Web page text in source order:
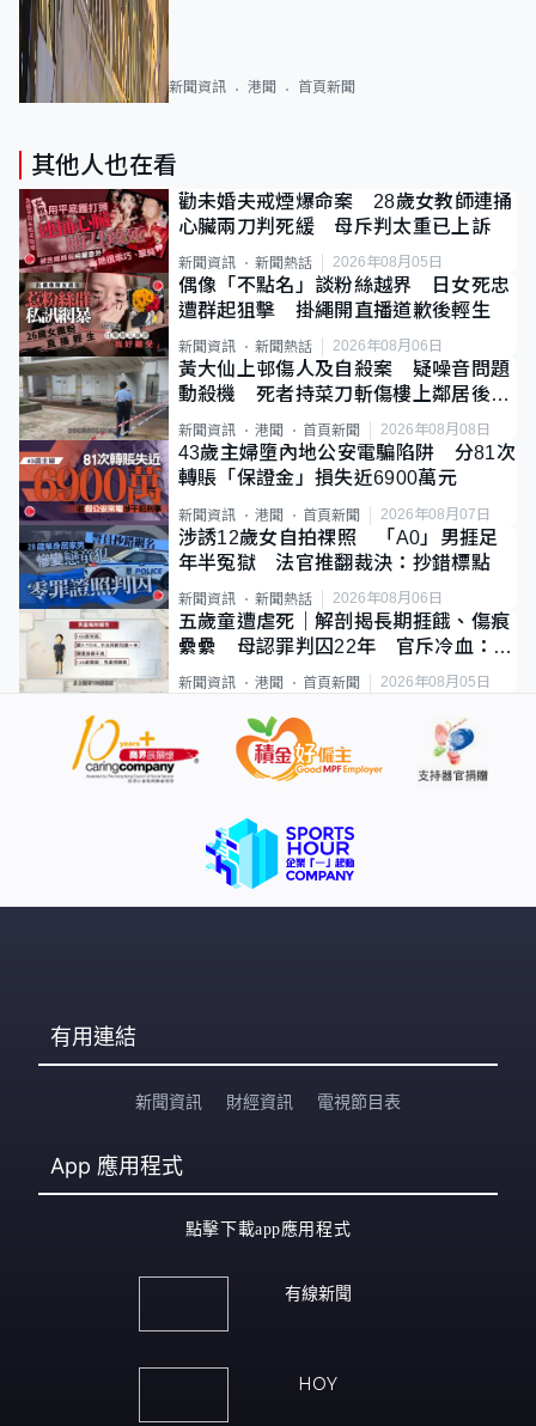
新聞資訊 港聞 首頁新聞
其他人也在看
勸未婚夫戒煙爆命案 28歲女教師連捅
心臟兩刀判死緩 母斥判太重已上訴
新聞資訊 新聞熱話 2026年08月05日
偶像「不點名」談粉絲越界 日女死忠
遭群起狙擊 掛繩開直播道歉後輕生
新聞資訊 新聞熱話 2026年08月06日
黃大仙上邨傷人及自殺案 疑噪音問題
動殺機 死者持菜刀斬傷樓上鄰居後墮
斃
新聞資訊 港聞 首頁新聞 2026年08月08日
43歲主婦墮內地公安電騙陷阱 分81次
轉賬「保證金」損失近6900萬元
新聞資訊 港聞 首頁新聞 2026年08月07日
涉誘12歲女自拍祼照 「A0」男捱足
年半冤獄 法官推翻裁決：抄錯標點
新聞資訊 新聞熱話 2026年08月06日
五歲童遭虐死｜解剖揭長期捱餓、傷痕
纍纍 母認罪判囚22年 官斥冷血：同
類案最惡劣
新聞資訊 港聞 首頁新聞 2026年08月05日
有用連結
新聞資訊 財經資訊 電視節目表
App 應用程式
點擊下載app應用程式
有線新聞
HOY